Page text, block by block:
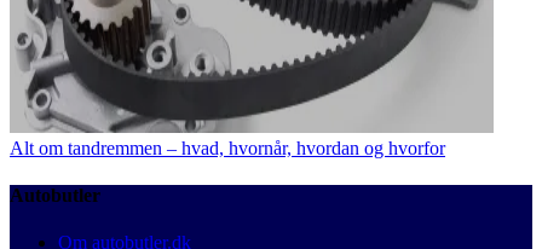
Alt om tandremmen – hvad, hvornår, hvordan og hvorfor
Autobutler
Om autobutler.dk